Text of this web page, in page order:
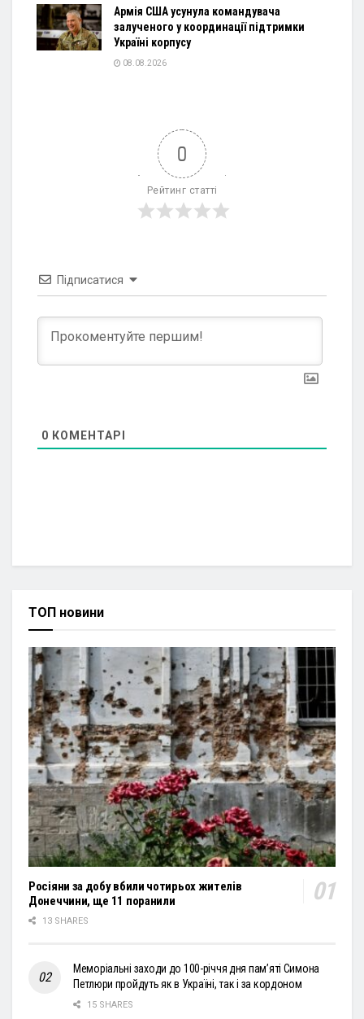
Армія США усунула командувача
залученого у координації підтримки
Україні корпусу
08.08.2026
0
Рейтинг статті
Підписатися
0 КОМЕНТАРІ
ТОП новини
Росіяни за добу вбили чотирьох жителів
Донеччини, ще 11 поранили
13 SHARES
Меморіальні заходи до 100-річчя дня пам’яті Симона
Петлюри пройдуть як в Україні, так і за кордоном
15 SHARES